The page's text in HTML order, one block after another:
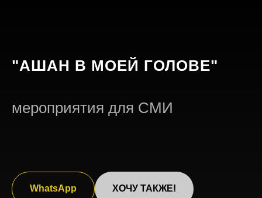
"АШАН В МОЕЙ ГОЛОВЕ"
мероприятия для СМИ
WhatsApp ХОЧУ ТАКЖЕ!